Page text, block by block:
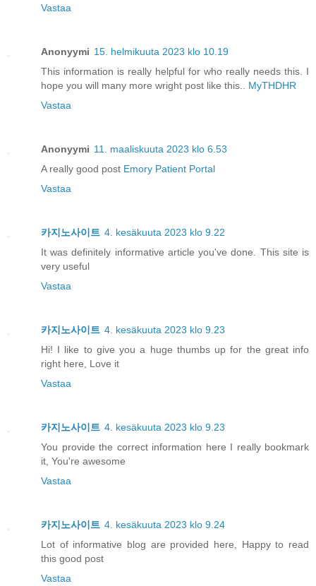
Vastaa
Anonyymi 15. helmikuuta 2023 klo 10.19
This information is really helpful for who really needs this. I
hope you will many more wright post like this.. MyTHDHR
Vastaa
Anonyymi 11. maaliskuuta 2023 klo 6.53
A really good post Emory Patient Portal
Vastaa
카지노사이트 4. kesäkuuta 2023 klo 9.22
It was definitely informative article you've done. This site is
very useful
Vastaa
카지노사이트 4. kesäkuuta 2023 klo 9.23
Hi! I like to give you a huge thumbs up for the great info
right here, Love it
Vastaa
카지노사이트 4. kesäkuuta 2023 klo 9.23
You provide the correct information here I really bookmark
it, You're awesome
Vastaa
카지노사이트 4. kesäkuuta 2023 klo 9.24
Lot of informative blog are provided here, Happy to read
this good post
Vastaa